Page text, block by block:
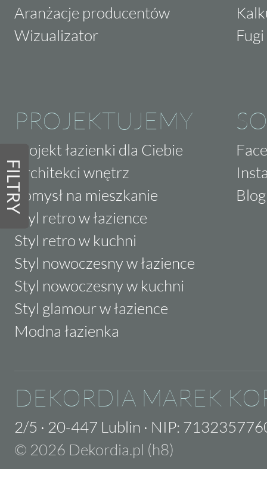
FILTRY
Aranżacje producentów
Wizualizator
PROJEKTUJEMY
Projekt łazienki dla Ciebie
Architekci wnętrz
Pomysł na mieszkanie
Styl retro w łazience
Styl retro w kuchni
Styl nowoczesny w łazience
Styl nowoczesny w kuchni
Styl glamour w łazience
Modna łazienka
Blog
DEKORDIA MAREK
2/5 · 20-447 Lublin · NIP:
© 2026 Dekordia.pl (h8)